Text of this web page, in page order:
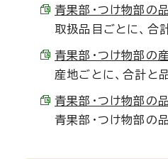
青果部・つけ物部の
取扱品目ごとに、合
青果部・つけ物部の
産地ごとに、合計と
青果部・つけ物部の
青果部・つけ物部の